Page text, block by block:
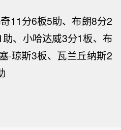
11分6板5助、布朗8分2
、小哈达威3分1板、布
·琼斯3板、瓦兰丘纳斯2